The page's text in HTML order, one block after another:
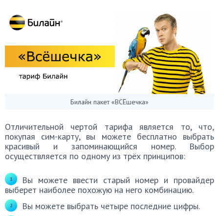
Билайн пакет «ВСЁшечка»
Отличительной чертой тарифа является то, что,
покупая сим-карту, вы можете бесплатно выбрать
красивый и запоминающийся номер. Выбор
осуществляется по одному из трёх принципов:
Вы можете ввести старый номер и провайдер
выберет наиболее похожую на него комбинацию.
Вы можете выбрать четыре последние цифры.